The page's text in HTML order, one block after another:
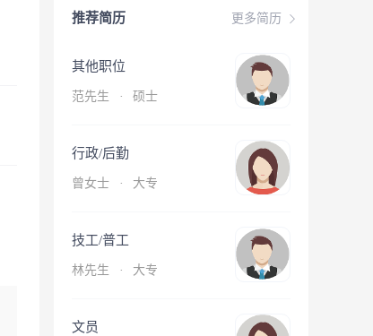
更多简历
推荐简历
其他职位
范先生 · 硕士
行政/后勤
曾女士 · 大专
技工/普工
林先生 · 大专
文员